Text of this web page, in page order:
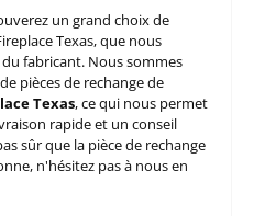
un grand choix de
Texas, que nous
fabricant. Nous sommes
pièces de rechange de
Texas, ce qui nous permet
rapide et un conseil
sûr que la pièce de rechange
n'hésitez pas à nous en